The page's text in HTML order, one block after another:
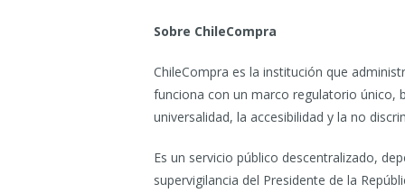
Sobre ChileCompra
ChileCompra es la institución que
funciona con un marco regulatorio único,
universalidad, la accesibilidad y la no
Es un servicio público descentralizado,
supervigilancia del Presidente de la